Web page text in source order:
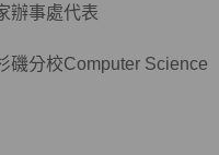
辦事處代表
磯分校Computer Science